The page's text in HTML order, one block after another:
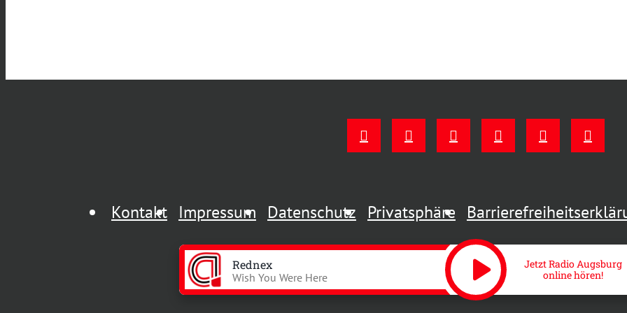
Kontakt Impressum Datenschutz Privatsphäre
Rednex
Wish You Were Here play_arrow